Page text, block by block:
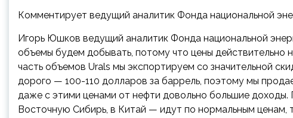
Комментирует ведущий аналитик Фонда национальной
Игорь Юшков ведущий аналитик Фонда национальной
объемы будем добывать, потому что цены действительно
часть объемов Urals мы экспортируем со значительной
дорого — 100-110 долларов за баррель, поэтому мы
даже с этими ценами от нефти довольно большие
Восточную Сибирь, в Китай — идут по нормальным ценам,